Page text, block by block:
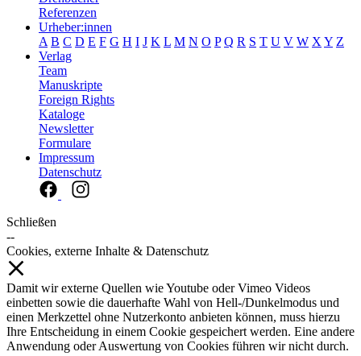
Referenzen
Urheber:innen
A B C D E F G H I J K L M N O P Q R S T U V W X Y Z
Verlag
Team
Manuskripte
Foreign Rights
Kataloge
Newsletter
Formulare
Impressum
Datenschutz
Schließen
--
Cookies, externe Inhalte & Datenschutz
Damit wir externe Quellen wie Youtube oder Vimeo Videos
einbetten sowie die dauerhafte Wahl von Hell-/Dunkelmodus und
einen Merkzettel ohne Nutzerkonto anbieten können, muss hierzu
Ihre Entscheidung in einem Cookie gespeichert werden. Eine andere
Anwendung oder Auswertung von Cookies führen wir nicht durch.